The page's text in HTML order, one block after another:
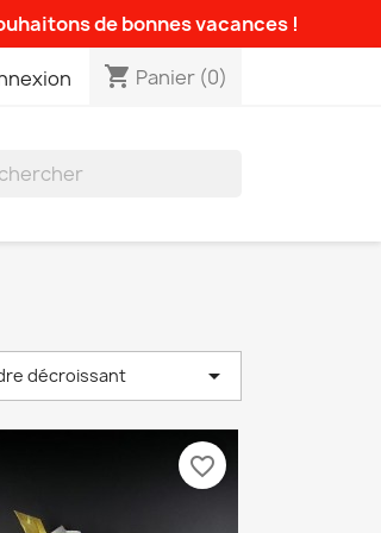
de bonnes vacances !
shopping_cart Panier (0)
décroissant 
favorite_border